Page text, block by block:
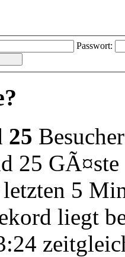
Passwort:
25
25
letzten 5
liegt